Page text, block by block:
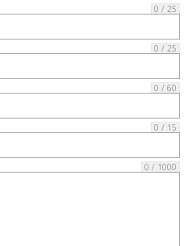
0 / 25
0 / 25
0 / 60
0 / 15
0 / 1000